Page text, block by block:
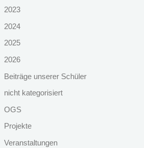
2023
2024
2025
2026
Beiträge unserer Schüler
nicht kategorisiert
OGS
Projekte
Veranstaltungen